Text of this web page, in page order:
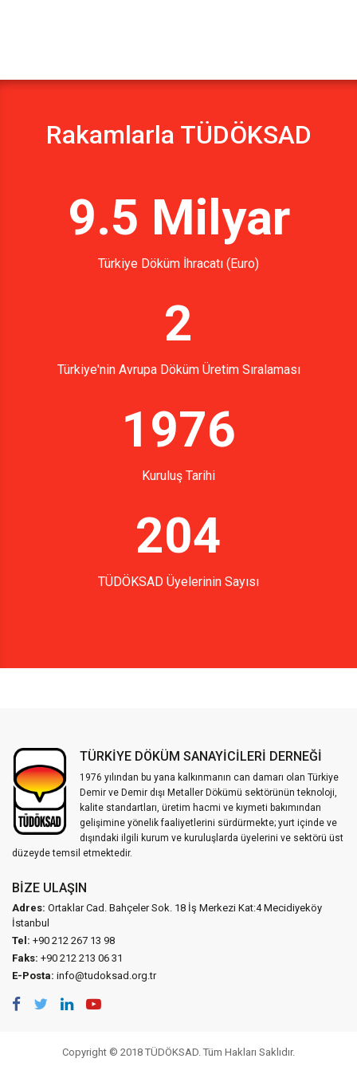
Rakamlarla TÜDÖKSAD
9.5 Milyar
Türkiye Döküm İhracatı (Euro)
2
Türkiye'nin Avrupa Döküm Üretim Sıralaması
1976
Kuruluş Tarihi
204
TÜDÖKSAD Üyelerinin Sayısı
TÜRKİYE DÖKÜM SANAYİCİLERİ DERNEĞİ
1976 yılından bu yana kalkınmanın can damarı olan Türkiye
Demir ve Demir dışı Metaller Dökümü sektörünün teknoloji,
kalite standartları, üretim hacmi ve kıymeti bakımından
gelişimine yönelik faaliyetlerini sürdürmekte; yurt içinde ve
dışındaki ilgili kurum ve kuruluşlarda üyelerini ve sektörü üst
düzeyde temsil etmektedir.
BIZE ULAŞIN
Adres: Ortaklar Cad. Bahçeler Sok. 18 İş Merkezi Kat:4 Mecidiyeköy
İstanbul
Tel: +90 212 267 13 98
Faks: +90 212 213 06 31
E-Posta: info@tudoksad.org.tr
Copyright © 2018 TÜDÖKSAD. Tüm Hakları Saklıdır.